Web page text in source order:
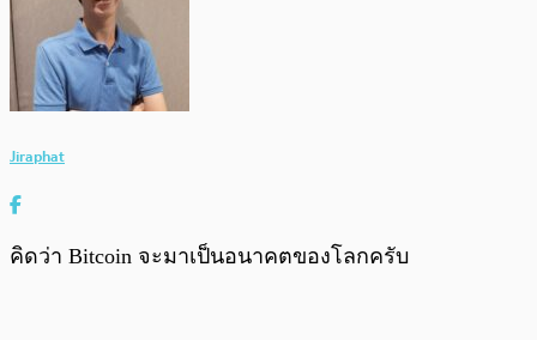
Jiraphat
คิดว่า Bitcoin จะมาเป็นอนาคตของโลกครับ